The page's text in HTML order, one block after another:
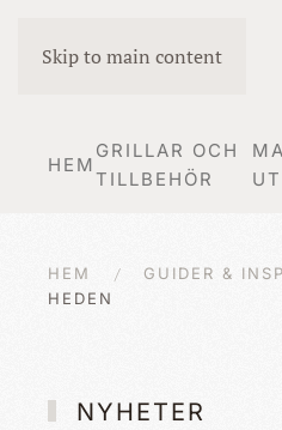
Skip to main content
HEM
GRILLAR OCH
TILLBEHÖR
HEM GUIDER &
HEDEN
NYHETER